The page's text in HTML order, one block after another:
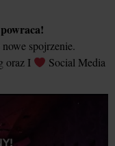
spojrzenie.
oraz I Social Media